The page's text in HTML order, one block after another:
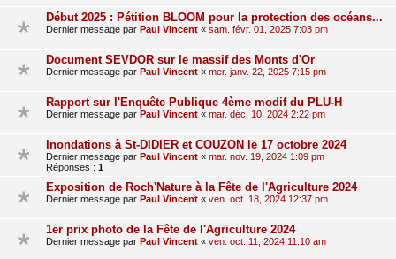
Début 2025 : Pétition BLOOM pour la protection des océans...
Dernier message par Paul Vincent « sam. févr. 01, 2025 7:03 pm
Document SEVDOR sur le massif des Monts d'Or
Dernier message par Paul Vincent « mer. janv. 22, 2025 7:15 pm
Rapport sur l'Enquête Publique 4ème modif du PLU-H
Dernier message par Paul Vincent « mar. déc. 10, 2024 2:22 pm
Inondations à St-DIDIER et COUZON le 17 octobre 2024
Dernier message par Paul Vincent « mar. nov. 19, 2024 1:09 pm
Réponses : 1
Exposition de Roch'Nature à la Fête de l'Agriculture 2024
Dernier message par Paul Vincent « ven. oct. 18, 2024 12:37 pm
1er prix photo de la Fête de l'Agriculture 2024
Dernier message par Paul Vincent « ven. oct. 11, 2024 11:10 am